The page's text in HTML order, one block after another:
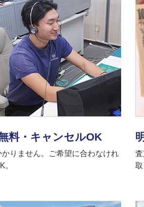
料・キャンセルOK
りません。ご希望に合わなけれ
。